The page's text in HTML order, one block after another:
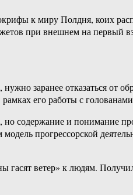
к миру Полдня, коих
при внешнем на первый
заранее отказаться от
его работы с
содержание и понимание
прогрессорской
гасят ветер» к людям.